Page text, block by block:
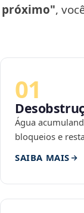
próximo",
01
Água
bloqueios e
SAIBA MAIS